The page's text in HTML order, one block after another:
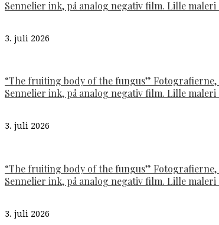
Sennelier ink, på analog negativ film. Lille
3. juli 2026
“The fruiting body of the fungus”
Sennelier ink, på analog negativ film. Lille
3. juli 2026
“The fruiting body of the fungus”
Sennelier ink, på analog negativ film. Lille
3. juli 2026